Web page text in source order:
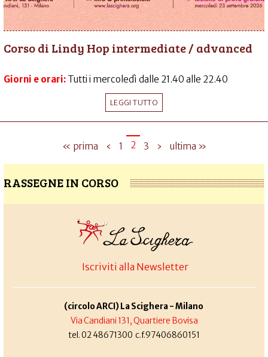
Corso di Lindy Hop intermediate / advanced
Giorni e orari: Tutti i mercoledì dalle 21.40 alle 22.40
LEGGI TUTTO
« prima ‹ 1 2 3 › ultima »
RASSEGNE IN CORSO
Iscriviti alla Newsletter
(circolo ARCI) La Scighera - Milano
Via Candiani 131, Quartiere Bovisa
tel. 02 48671300 c.f.97406860151